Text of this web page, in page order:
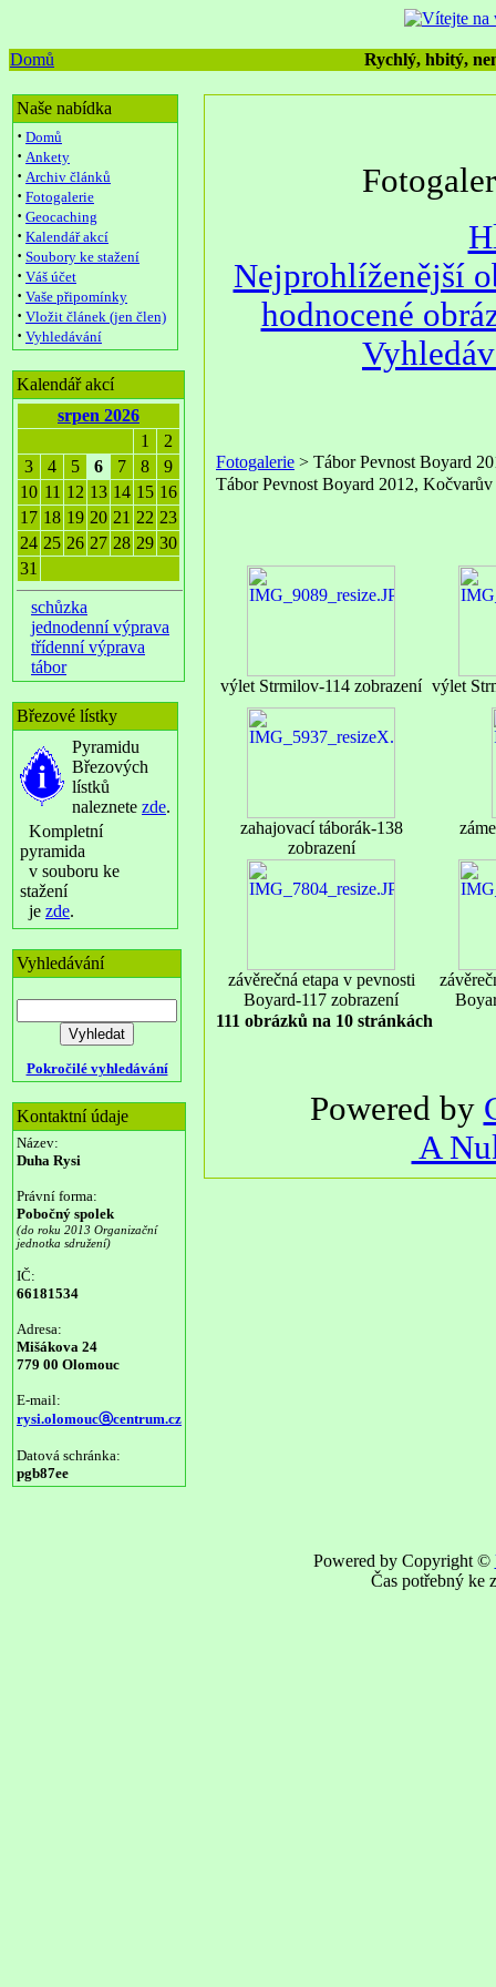
Domů Rychlý, hbitý,
Naše nabídka
· Domů
· Ankety
· Archiv článků
· Fotogalerie
· Geocaching
· Kalendář akcí
· Soubory ke stažení
· Váš účet
· Vaše připomínky
· Vložit článek (jen člen)
· Vyhledávání
Kalendář akcí
srpen 2026
1
2
3
4 5 6 7 8
9
10 11 12 13 14 15 16
17 18 19 20 21 22 23
24 25 26 27 28 29 30
31
schůzka
jednodenní výprava
třídenní výprava
tábor
Březové lístky
Pyramidu
Březových
lístků
naleznete zde.
Kompletní
pyramida
v souboru ke
stažení
je zde.
Vyhledávání
Pokročilé vyhledávání
Kontaktní údaje
Název:
Duha Rysi
Právní forma:
Pobočný spolek
(do roku 2013 Organizační
jednotka sdružení)
IČ:
66181534
Adresa:
Mišákova 24
779 00 Olomouc
E-mail:
rysi.olomoucⓐcentrum.cz
Datová schránka:
pgb87ee
Nejprohlíženější
hodnocené
Fotogalerie > Tábor Pevnost Boyard
Tábor Pevnost Boyard 2012,
výlet Strmilov-114 zobrazení výlet
zahajovací táborák-138
zobrazení
závěrečná etapa v pevnosti
Boyard-117 zobrazení
111 obrázků na 10 stránkách
Powered by
A
Powered by Copyright ©
Čas potřebný ke